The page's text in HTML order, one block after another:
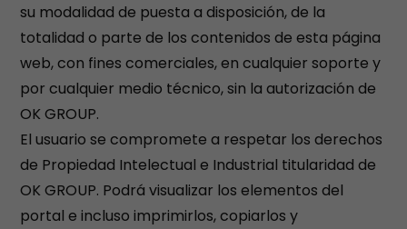
su modalidad de puesta a disposición, de la
totalidad o parte de los contenidos de esta página
web, con fines comerciales, en cualquier soporte y
por cualquier medio técnico, sin la autorización de
OK GROUP.
El usuario se compromete a respetar los derechos
de Propiedad Intelectual e Industrial titularidad de
OK GROUP. Podrá visualizar los elementos del
portal e incluso imprimirlos, copiarlos y